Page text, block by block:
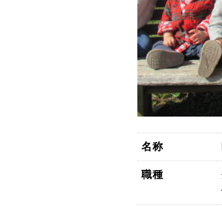
名称
職種